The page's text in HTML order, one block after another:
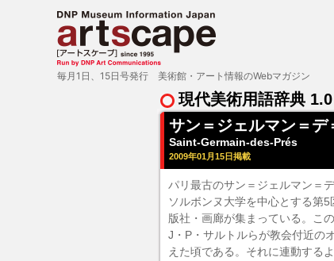
現代美術用語辞典 1.0
サン＝ジェルマン＝デ
Saint-Germain-des-Prés
2009年01月15日掲載
パリ最古のサン＝ジェルマン＝
ソルボンヌ大学を中心とする第
版社・画廊が集まっている。こ
J・P・サルトルらが教会付近の
えた頃である。それに連動する
毎月1日、15日号発行 美術館・アート情報のWebマガジン